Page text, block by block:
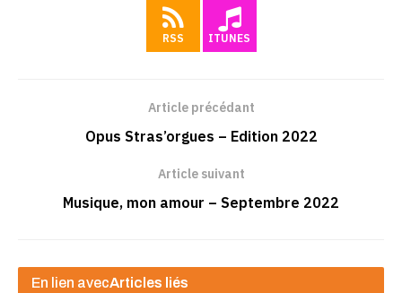
RSS ITUNES
Article précédant
Opus Stras’orgues – Edition 2022
Article suivant
Musique, mon amour – Septembre 2022
En lien avecArticles liés